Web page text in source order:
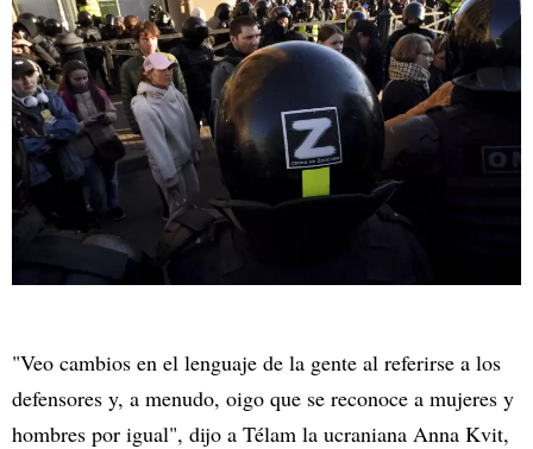
"Veo cambios en el lenguaje de la gente al referirse a los
defensores y, a menudo, oigo que se reconoce a mujeres y
hombres por igual", dijo a Télam la ucraniana Anna Kvit,